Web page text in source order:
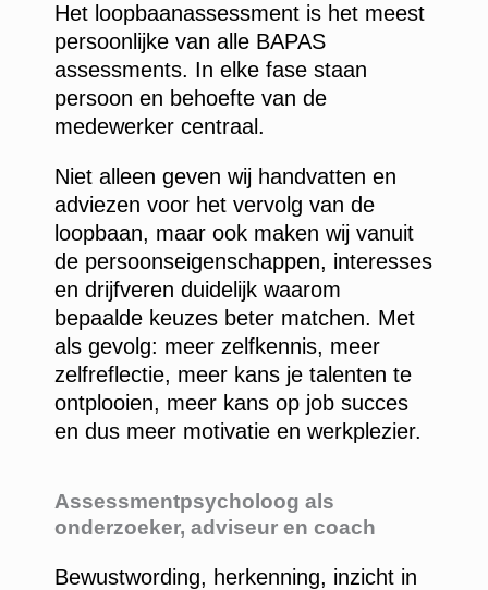
Het loopbaanassessment is het meest
persoonlijke van alle BAPAS
assessments. In elke fase staan
persoon en behoefte van de
medewerker centraal.
Niet alleen geven wij handvatten en
adviezen voor het vervolg van de
loopbaan, maar ook maken wij vanuit
de persoonseigenschappen, interesses
en drijfveren duidelijk waarom
bepaalde keuzes beter matchen. Met
als gevolg: meer zelfkennis, meer
zelfreflectie, meer kans je talenten te
ontplooien, meer kans op job succes
en dus meer motivatie en werkplezier.
Assessmentpsycholoog als
onderzoeker, adviseur en coach
Bewustwording, herkenning, inzicht in